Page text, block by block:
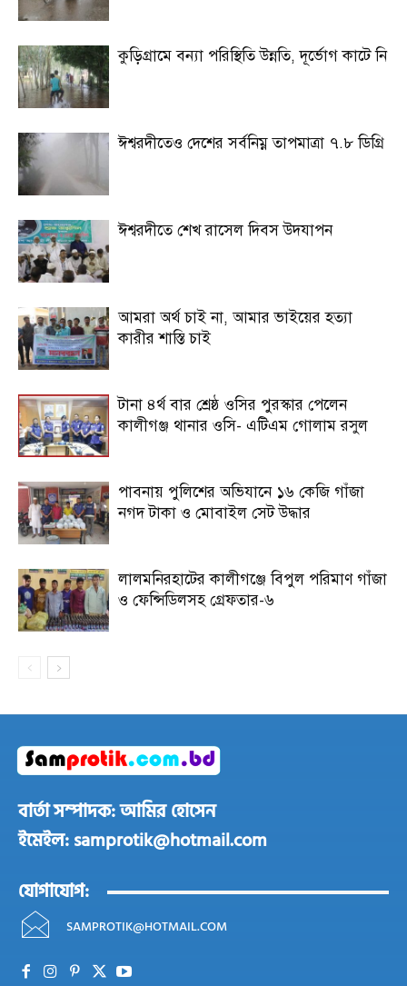
কুড়িগ্রামে বন্যা পরিস্থিতি উন্নতি, দূর্ভোগ কাটে নি
ঈশ্বরদীতেও দেশের সর্বনিম্ন তাপমাত্রা ৭.৮ ডিগ্রি
ঈশ্বরদীতে শেখ রাসেল দিবস উদযাপন
আমরা অর্থ চাই না, আমার ভাইয়ের হত্যা
কারীর শাস্তি চাই
টানা ৪র্থ বার শ্রেষ্ঠ ওসির পুরস্কার পেলেন
কালীগঞ্জ থানার ওসি- এটিএম গোলাম রসুল
পাবনায় পুলিশের অভিযানে ১৬ কেজি গাঁজা
নগদ টাকা ও মোবাইল সেট উদ্ধার
লালমনিরহাটের কালীগঞ্জে বিপুল পরিমাণ গাঁজা
ও ফেন্সিডিলসহ গ্রেফতার-৬
বার্তা সম্পাদক: আমির হোসেন
ইমেইল: samprotik@hotmail.com
যোগাযোগ:
SAMPROTIK@HOTMAIL.COM